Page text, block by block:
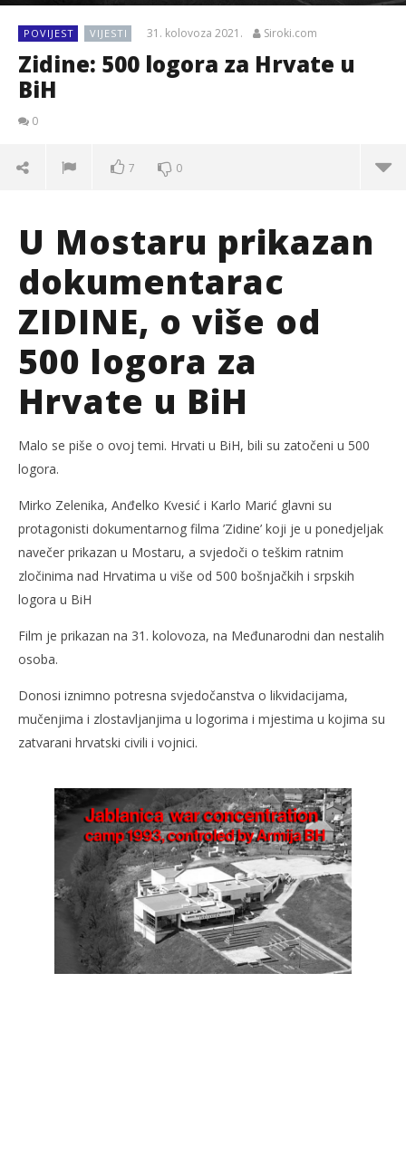
POVIJEST VIJESTI 31. kolovoza 2021. Siroki.com
Zidine: 500 logora za Hrvate u
BiH
0
7 0
NOW VIEWING
Zidine: 500 logora za Hrvate u BiH
31.
kolovoza
2021.
Siroki.com
U Mostaru prikazan
dokumentarac
ZIDINE, o više od
500 logora za
Hrvate u BiH
Malo se piše o ovoj temi. Hrvati u BiH, bili su zatočeni u 500
logora.
Mirko Zelenika, Anđelko Kvesić i Karlo Marić glavni su
protagonisti dokumentarnog filma ’Zidine’ koji je u ponedjeljak
navečer prikazan u Mostaru, a svjedoči o teškim ratnim
zločinima nad Hrvatima u više od 500 bošnjačkih i srpskih
logora u BiH
Film je prikazan na 31. kolovoza, na Međunarodni dan nestalih
osoba.
Donosi iznimno potresna svjedočanstva o likvidacijama,
mučenjima i zlostavljanjima u logorima i mjestima u kojima su
zatvarani hrvatski civili i vojnici.